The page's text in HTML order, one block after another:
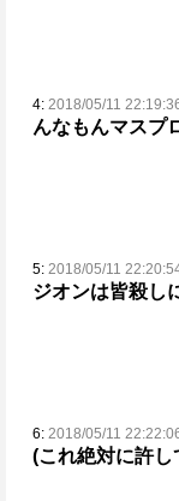
4: 2018/05/11
んなもんマスプ
5: 2018/05/11
ジオンは皆殺し
6: 2018/05/11
(これ絶対に許